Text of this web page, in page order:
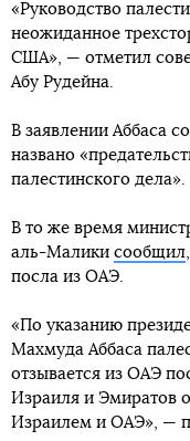
«Руководство
неожиданное
США», — отметил
Абу Рудейна.
В заявлении Аббаса
названо
палестинского дела».
В то же время
аль-Малики сообщил
посла из ОАЭ.
«По указанию
Махмуда Аббаса
отзывается из ОАЭ
Израиля и Эмиратов
Израилем и ОАЭ», —